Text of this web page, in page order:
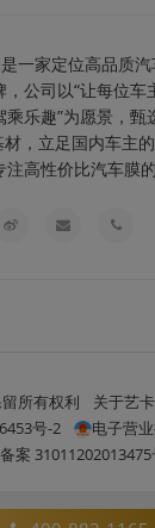
是一家定位高品质
，公司以“让每位车
乘乐趣”为愿景，甄
材，立足国内车主
注高性价比汽车膜的
所有权利 关于艺卡
号-2
电子营
案